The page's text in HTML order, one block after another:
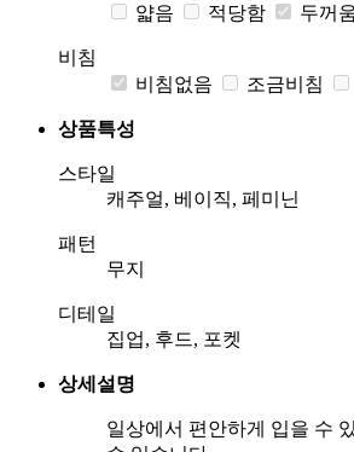
얇음
적당함 두꺼
비침
비침없음
조금비침
상품특성
스타일
캐주얼, 베이직, 페미닌
패턴
무지
디테일
집업, 후드, 포켓
상세설명
일상에서 편안하게 입을 수